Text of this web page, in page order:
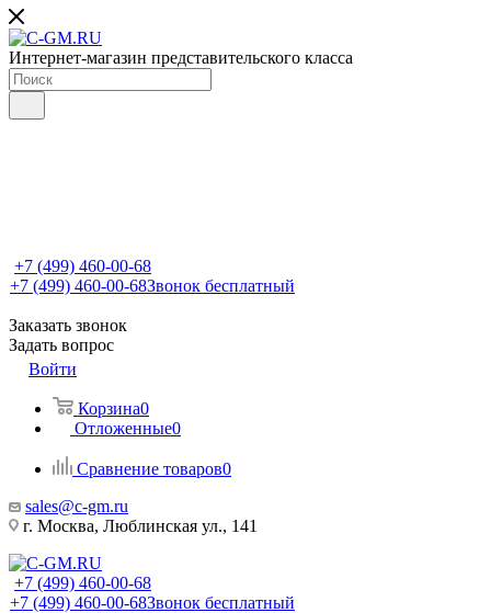
Интернет-магазин представительского класса
+7 (499) 460-00-68
+7 (499) 460-00-68Звонок бесплатный
Заказать звонок
Задать вопрос
Войти
Корзина0
Отложенные0
Сравнение товаров0
sales@c-gm.ru
г. Москва, Люблинская ул., 141
+7 (499) 460-00-68
+7 (499) 460-00-68Звонок бесплатный